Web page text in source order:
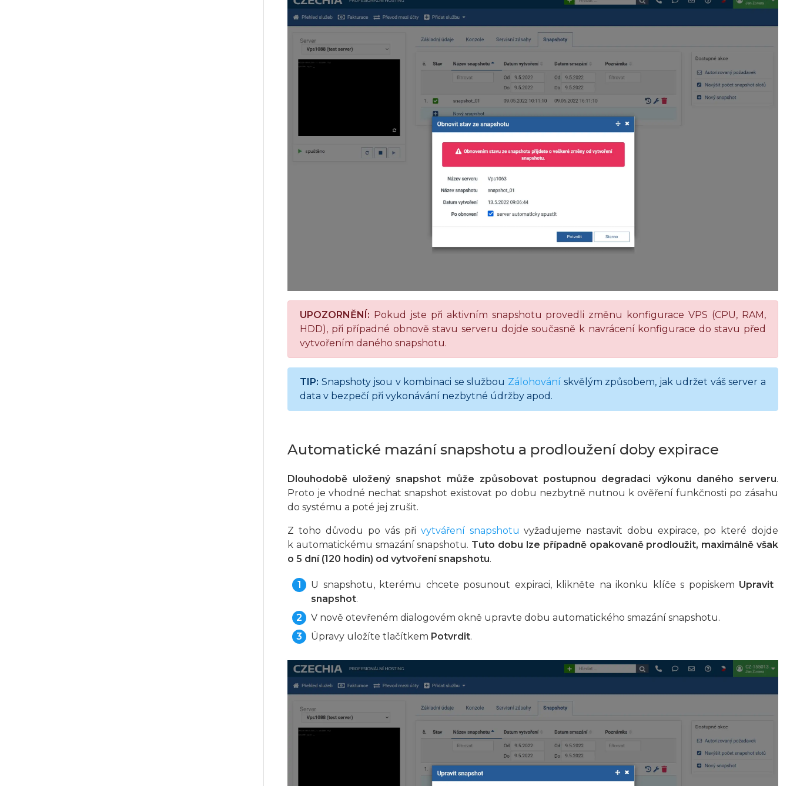
UPOZORNĚNÍ: Pokud jste při aktivním snapshotu provedli změnu konfigurace VPS (CPU, RAM,
HDD), při případné obnově stavu serveru dojde současně k navrácení konfigurace do stavu před
vytvořením daného snapshotu.
TIP: Snapshoty jsou v kombinaci se službou Zálohování skvělým způsobem, jak udržet váš server a
data v bezpečí při vykonávání nezbytné údržby apod.
Automatické mazání snapshotu a prodloužení doby expirace
Dlouhodobě uložený snapshot může způsobovat postupnou degradaci výkonu daného serveru.
Proto je vhodné nechat snapshot existovat po dobu nezbytně nutnou k ověření funkčnosti po zásahu
do systému a poté jej zrušit.
Z toho důvodu po vás při vytváření snapshotu vyžadujeme nastavit dobu expirace, po které dojde
k automatickému smazání snapshotu. Tuto dobu lze případně opakovaně prodloužit, maximálně však
o 5 dní (120 hodin) od vytvoření snapshotu.
U snapshotu, kterému chcete posunout expiraci, klikněte na ikonku klíče s popiskem Upravit
snapshot.
V nově otevřeném dialogovém okně upravte dobu automatického smazání snapshotu.
Úpravy uložíte tlačítkem Potvrdit.